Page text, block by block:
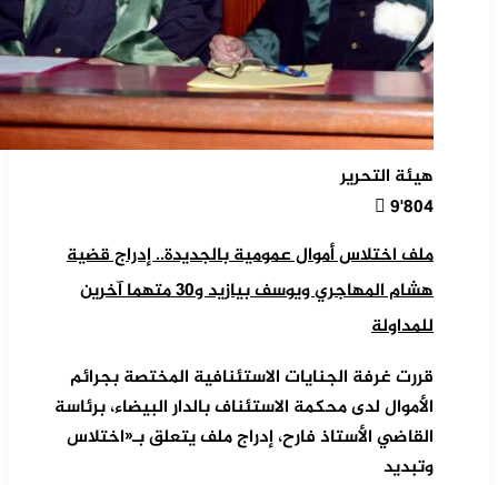
هيئة التحرير
9٬804
ملف اختلاس أموال عمومية بالجديدة.. إدراج قضية
هشام المهاجري ويوسف بيازيد و30 متهما آخرين
للمداولة
قررت غرفة الجنايات الاستئنافية المختصة بجرائم
الأموال لدى محكمة الاستئناف بالدار البيضاء، برئاسة
القاضي الأستاذ فارح، إدراج ملف يتعلق بـ«اختلاس
وتبديد